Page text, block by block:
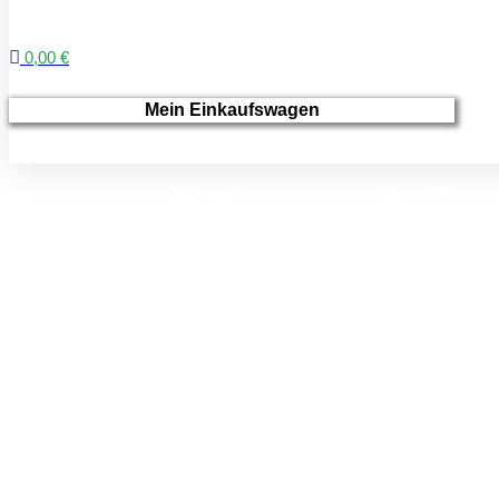
0,00 €
Mein Einkaufswagen